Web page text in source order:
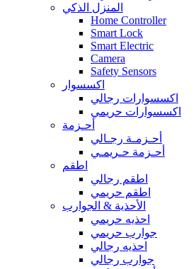
المنزل الذكي
Home Controller
Smart Lock
Smart Electric
Camera
Safety Sensors
اكسسوار
اكسسوارات رجالي
اكسسوارات حريمي
أحـزمة
أحـزمـة رجـالي
أحـزمة حـريمـي
اطقم
اطقم رجالي
اطقم حريمي
الأحذية & الجوارب
احذيه حريمي
جوارب حريمي
احذيه رجالي
جوارب رجالي